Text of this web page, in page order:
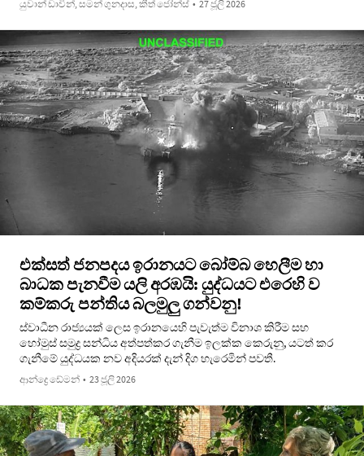
යුවාන් ඩාවින්, සමන් ගුනදාස, කීත් ජෝන්ස් • 27 ජූලි 2026
එක්සත් ජනපදය ඉරානයට බෝම්බ හෙලීම හා
බාධක පැනවීම යලි අරඹයි: යුද්ධයට එරෙහි ව
කම්කරු පන්තිය බලමුලු ගන්වනු!
ස්වාධීන රාජ්‍යයක් ලෙස ඉරානයෙහි පැවැත්ම විනාශ කිරීම සහ
හෝමුස් සමුද්‍ර සන්ධිය අත්පත්කර ගැනීම ඉලක්ක කෙරුනු, යටත් කර
ගැනීමේ යුද්ධයක නව අදියරක් දැන් දිග හැරෙමින් පවතී.
ආන්ද්‍රෙ ඩේමන් • 23 ජූලි 2026